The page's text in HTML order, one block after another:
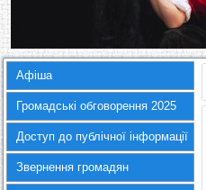
Афіша
Громадські обговорення 2025
Доступ до публічної інформації
Звернення громадян